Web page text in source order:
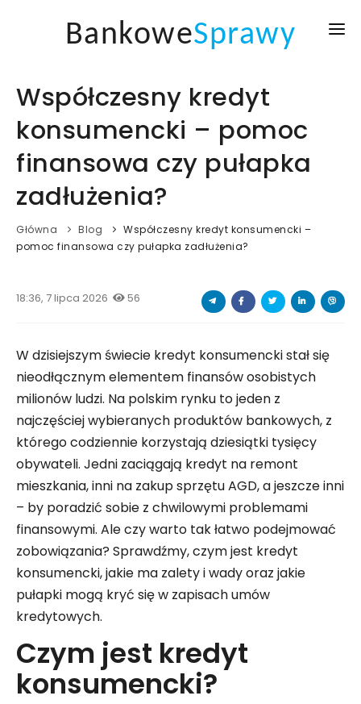
BankoweSprawy
KREDYTY I POŻYCZKI
KURSY WALUT
AKTUALNOŚCI
ZALOGUJ SIĘ
Współczesny kredyt
konsumencki – pomoc
finansowa czy pułapka
zadłużenia?
Główna Blog
Współczesny kredyt konsumencki –
pomoc finansowa czy pułapka zadłużenia?
18:36, 7 lipca 2026 56
W dzisiejszym świecie kredyt konsumencki stał się
nieodłącznym elementem finansów osobistych
milionów ludzi. Na polskim rynku to jeden z
najczęściej wybieranych produktów bankowych, z
którego codziennie korzystają dziesiątki tysięcy
obywateli. Jedni zaciągają kredyt na remont
mieszkania, inni na zakup sprzętu AGD, a jeszcze inni
– by poradzić sobie z chwilowymi problemami
finansowymi. Ale czy warto tak łatwo podejmować
zobowiązania? Sprawdźmy, czym jest kredyt
konsumencki, jakie ma zalety i wady oraz jakie
pułapki mogą kryć się w zapisach umów
kredytowych.
Czym jest kredyt
konsumencki?